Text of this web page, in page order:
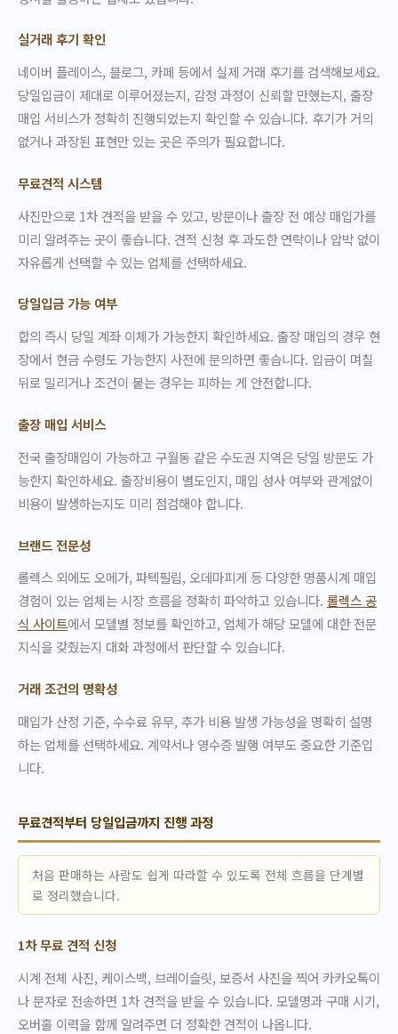
실거래 후기 확인
네이버 플레이스, 블로그, 카페 등에서 실제 거래 후기를 검색해보세요.
당일입금이 제대로 이루어졌는지, 감정 과정이 신뢰할 만했는지, 출장
매입 서비스가 정확히 진행되었는지 확인할 수 있습니다. 후기가 거의
없거나 과장된 표현만 있는 곳은 주의가 필요합니다.
무료견적 시스템
사진만으로 1차 견적을 받을 수 있고, 방문이나 출장 전 예상 매입가를
미리 알려주는 곳이 좋습니다. 견적 신청 후 과도한 연락이나 압박 없이
자유롭게 선택할 수 있는 업체를 선택하세요.
당일입금 가능 여부
합의 즉시 당일 계좌 이체가 가능한지 확인하세요. 출장 매입의 경우 현
장에서 현금 수령도 가능한지 사전에 문의하면 좋습니다. 입금이 며칠
뒤로 밀리거나 조건이 붙는 경우는 피하는 게 안전합니다.
출장 매입 서비스
전국 출장매입이 가능하고 구월동 같은 수도권 지역은 당일 방문도 가
능한지 확인하세요. 출장비용이 별도인지, 매입 성사 여부와 관계없이
비용이 발생하는지도 미리 점검해야 합니다.
브랜드 전문성
롤렉스 외에도 오메가, 파텍필립, 오데마피게 등 다양한 명품시계 매입
경험이 있는 업체는 시장 흐름을 정확히 파악하고 있습니다. 롤렉스 공
식 사이트에서 모델별 정보를 확인하고, 업체가 해당 모델에 대한 전문
지식을 갖췄는지 대화 과정에서 판단할 수 있습니다.
거래 조건의 명확성
매입가 산정 기준, 수수료 유무, 추가 비용 발생 가능성을 명확히 설명
하는 업체를 선택하세요. 계약서나 영수증 발행 여부도 중요한 기준입
니다.
무료견적부터 당일입금까지 진행 과정
처음 판매하는 사람도 쉽게 따라할 수 있도록 전체 흐름을 단계별
로 정리했습니다.
1차 무료 견적 신청
시계 전체 사진, 케이스백, 브레이슬릿, 보증서 사진을 찍어 카카오톡이
나 문자로 전송하면 1차 견적을 받을 수 있습니다. 모델명과 구매 시기,
오버홀 이력을 함께 알려주면 더 정확한 견적이 나옵니다.